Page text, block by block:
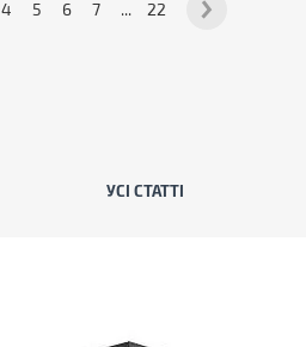
4 5 6 7 ... 22
УСІ СТАТТІ